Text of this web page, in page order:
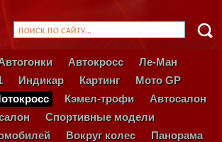
Автокросс
Ле-Ман
Индикар Картинг
Мото GP
Кэмел-трофи
Автосалон
Спортивные модели
Вокруг колес
Панорама